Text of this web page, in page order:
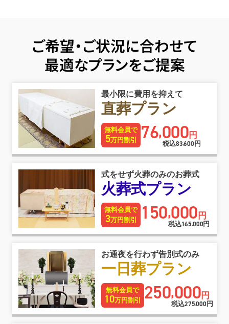
ご希望・ご状況に合わせて
最適なプランをご提案
最小限に費用を抑えて
直葬プラン
無料会員で
5万円割引 76,000円
税込83,600 円
式をせず火葬のみのお葬式
火葬式プラン
無料会員で
3万円割引 150,000 円
税込165,000円
お通夜を行わず告別式のみ
一日葬プラン
無料会員で
10万円割引 250,000円
税込275,000 円